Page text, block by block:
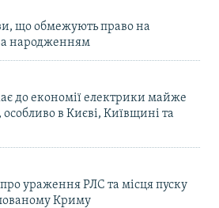
що обмежують право на
народженням
до економії електрики майже
в Києві, Київщині та
ураження РЛС та місця пуску
Криму